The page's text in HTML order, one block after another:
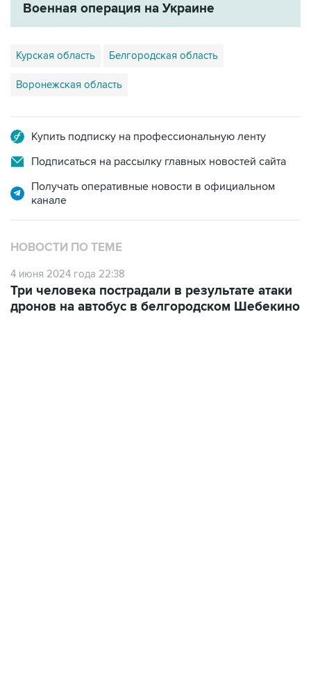
Военная операция на Украине
Курская область Белгородская область
Воронежская область
Купить подписку на профессиональную ленту
Подписаться на рассылку главных новостей сайта
Получать оперативные новости в официальном
канале
НОВОСТИ ПО ТЕМЕ
4 июня 2024 года 22:38
Три человека пострадали в результате атаки
дронов на автобус в белгородском Шебекино